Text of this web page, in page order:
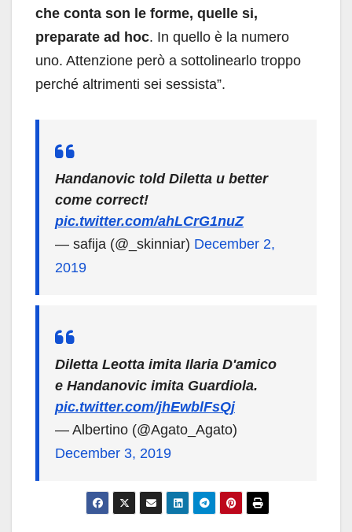
che conta son le forme, quelle si,
preparate ad hoc. In quello è la numero
uno. Attenzione però a sottolinearlo troppo
perché altrimenti sei sessista”.
Handanovic told Diletta u better
come correct!
pic.twitter.com/ahLCrG1nuZ
— safija (@_skinniar) December 2,
2019
Diletta Leotta imita Ilaria D'amico
e Handanovic imita Guardiola.
pic.twitter.com/jhEwblFsQj
— Albertino (@Agato_Agato)
December 3, 2019